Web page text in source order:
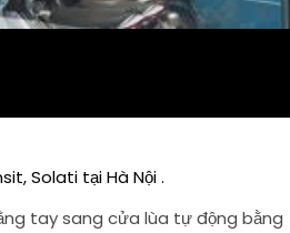
Solati tại Hà Nội .
tay sang cửa lùa tự động bằng